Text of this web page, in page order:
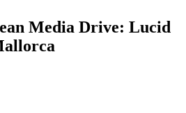
Media Drive: Lucid